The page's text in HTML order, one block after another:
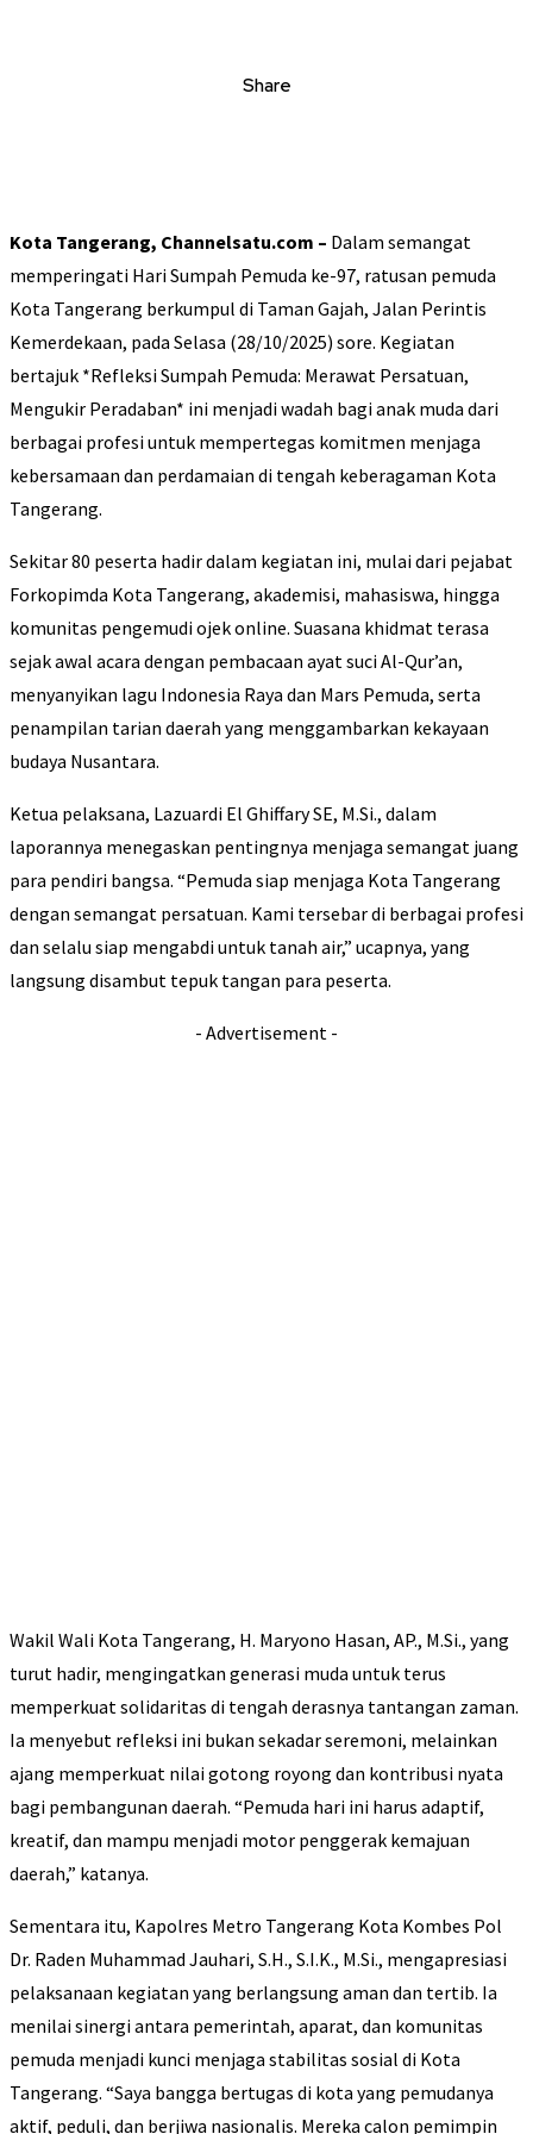
Share
Kota Tangerang, Channelsatu.com – Dalam semangat
memperingati Hari Sumpah Pemuda ke-97, ratusan pemuda
Kota Tangerang berkumpul di Taman Gajah, Jalan Perintis
Kemerdekaan, pada Selasa (28/10/2025) sore. Kegiatan
bertajuk *Refleksi Sumpah Pemuda: Merawat Persatuan,
Mengukir Peradaban* ini menjadi wadah bagi anak muda dari
berbagai profesi untuk mempertegas komitmen menjaga
kebersamaan dan perdamaian di tengah keberagaman Kota
Tangerang.
Sekitar 80 peserta hadir dalam kegiatan ini, mulai dari pejabat
Forkopimda Kota Tangerang, akademisi, mahasiswa, hingga
komunitas pengemudi ojek online. Suasana khidmat terasa
sejak awal acara dengan pembacaan ayat suci Al-Qur’an,
menyanyikan lagu Indonesia Raya dan Mars Pemuda, serta
penampilan tarian daerah yang menggambarkan kekayaan
budaya Nusantara.
Ketua pelaksana, Lazuardi El Ghiffary SE, M.Si., dalam
laporannya menegaskan pentingnya menjaga semangat juang
para pendiri bangsa. “Pemuda siap menjaga Kota Tangerang
dengan semangat persatuan. Kami tersebar di berbagai profesi
dan selalu siap mengabdi untuk tanah air,” ucapnya, yang
langsung disambut tepuk tangan para peserta.
- Advertisement -
Wakil Wali Kota Tangerang, H. Maryono Hasan, AP., M.Si., yang
turut hadir, mengingatkan generasi muda untuk terus
memperkuat solidaritas di tengah derasnya tantangan zaman.
Ia menyebut refleksi ini bukan sekadar seremoni, melainkan
ajang memperkuat nilai gotong royong dan kontribusi nyata
bagi pembangunan daerah. “Pemuda hari ini harus adaptif,
kreatif, dan mampu menjadi motor penggerak kemajuan
daerah,” katanya.
Sementara itu, Kapolres Metro Tangerang Kota Kombes Pol
Dr. Raden Muhammad Jauhari, S.H., S.I.K., M.Si., mengapresiasi
pelaksanaan kegiatan yang berlangsung aman dan tertib. Ia
menilai sinergi antara pemerintah, aparat, dan komunitas
pemuda menjadi kunci menjaga stabilitas sosial di Kota
Tangerang. “Saya bangga bertugas di kota yang pemudanya
aktif, peduli, dan berjiwa nasionalis. Mereka calon pemimpin